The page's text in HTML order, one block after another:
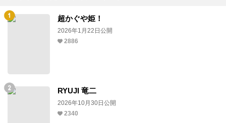
超かぐや姫！
2026年1月22日公開
2886
RYUJI 竜二
2026年10月30日公開
2340